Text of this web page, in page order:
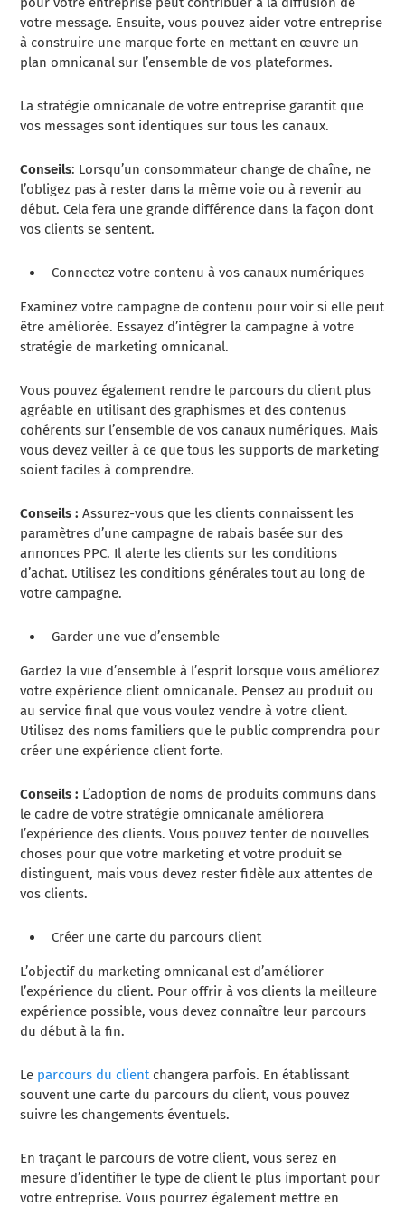
votre message. Ensuite, vous pouvez aider votre entreprise
à construire une marque forte en mettant en œuvre un
plan omnicanal sur l’ensemble de vos plateformes.
La stratégie omnicanale de votre entreprise garantit que
vos messages sont identiques sur tous les canaux.
Conseils: Lorsqu’un consommateur change de chaîne, ne
l’obligez pas à rester dans la même voie ou à revenir au
début. Cela fera une grande différence dans la façon dont
vos clients se sentent.
Connectez votre contenu à vos canaux numériques
Examinez votre campagne de contenu pour voir si elle peut
être améliorée. Essayez d’intégrer la campagne à votre
stratégie de marketing omnicanal.
Vous pouvez également rendre le parcours du client plus
agréable en utilisant des graphismes et des contenus
cohérents sur l’ensemble de vos canaux numériques. Mais
vous devez veiller à ce que tous les supports de marketing
soient faciles à comprendre.
Conseils : Assurez-vous que les clients connaissent les
paramètres d’une campagne de rabais basée sur des
annonces PPC. Il alerte les clients sur les conditions
d’achat. Utilisez les conditions générales tout au long de
votre campagne.
Garder une vue d’ensemble
Gardez la vue d’ensemble à l’esprit lorsque vous améliorez
votre expérience client omnicanale. Pensez au produit ou
au service final que vous voulez vendre à votre client.
Utilisez des noms familiers que le public comprendra pour
créer une expérience client forte.
Conseils : L’adoption de noms de produits communs dans
le cadre de votre stratégie omnicanale améliorera
l’expérience des clients. Vous pouvez tenter de nouvelles
choses pour que votre marketing et votre produit se
distinguent, mais vous devez rester fidèle aux attentes de
vos clients.
Créer une carte du parcours client
L’objectif du marketing omnicanal est d’améliorer
l’expérience du client. Pour offrir à vos clients la meilleure
expérience possible, vous devez connaître leur parcours
du début à la fin.
Le parcours du clientchangera parfois. En établissant
souvent une carte du parcours du client, vous pouvez
suivre les changements éventuels.
En traçant le parcours de votre client, vous serez en
mesure d’identifier le type de client le plus important pour
votre entreprise. Vous pourrez également mettre en